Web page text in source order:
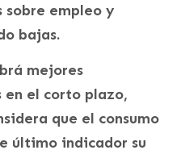
sobre empleo y
bajas.
mejores
en el corto plazo,
que el consumo
último indicador su